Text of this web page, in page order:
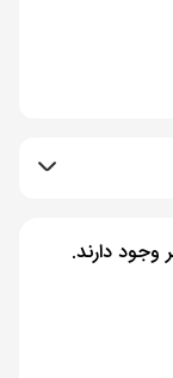
وجود دارند.